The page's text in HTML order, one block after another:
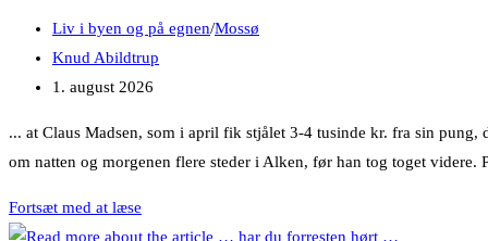
kviste
vejene
ligfølge
–
Post
category:
Liv i byen og på egnen/Mossø
Post
author:
Knud Abildtrup
Post
1. august 2026
... at Claus Madsen, som i april fik stjålet 3-4 tusinde kr. fra sin
om natten og morgenen flere steder i Alken, før han tog toget
Fortsæt med at læse
har